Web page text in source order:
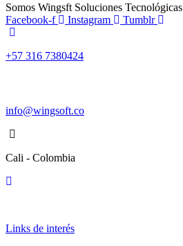
Somos Wingsft Soluciones Tecnológicas
Facebook-f
Instagram Tumblr
+57 316 7380424
info@wingsoft.co
Cali - Colombia
Links de interés